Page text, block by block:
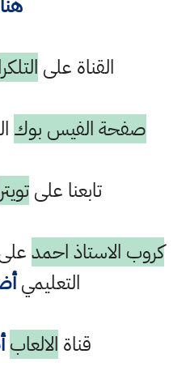
هنا
القناة على
صفحة الفيس بوك
تابعنا علىتويتر
كروب الاستاذ احمد
التعليمي
قناة الالعاب